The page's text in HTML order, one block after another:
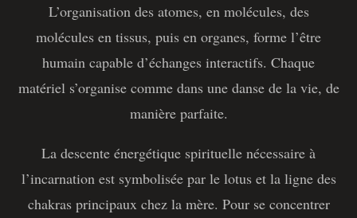
L’organisation des atomes, en molécules, des
molécules en tissus, puis en organes, forme l’être
humain capable d’échanges interactifs. Chaque
matériel s’organise comme dans une danse de la vie, de
manière parfaite.
La descente énergétique spirituelle nécessaire à
l’incarnation est symbolisée par le lotus et la ligne des
chakras principaux chez la mère. Pour se concentrer